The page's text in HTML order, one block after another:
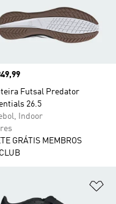
Futsal Predator
26.5
Indoor
GRÁTIS MEMBROS